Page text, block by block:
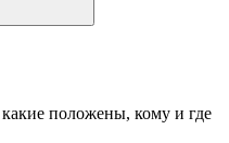
положены, кому и где